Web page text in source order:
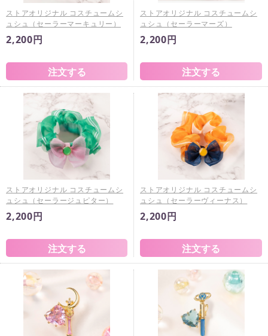
ストアオリジナル コスチュームシ
ュシュ（セーラーマーキュリー）
2,200円
ストアオリジナル コスチュームシ
ュシュ（セーラーマーズ）
2,200円
ストアオリジナル コスチュームシ
ュシュ（セーラージュピター）
2,200円
ストアオリジナル コスチュームシ
ュシュ（セーラーヴィーナス）
2,200円